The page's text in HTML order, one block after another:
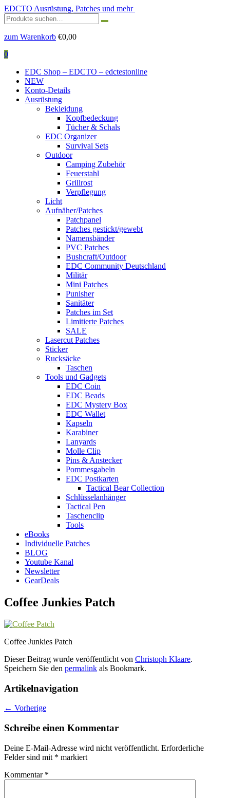
EDCTO Ausrüstung, Patches und mehr
Suchen
nach:
zum Warenkorb €0,00
0
EDC Shop – EDCTO – edctestonline
NEW
Konto-Details
Ausrüstung
Bekleidung
Kopfbedeckung
Tücher & Schals
EDC Organizer
Survival Sets
Outdoor
Camping Zubehör
Feuerstahl
Grillrost
Verpflegung
Licht
Aufnäher/Patches
Patchpanel
Patches gestickt/gewebt
Namensbänder
PVC Patches
Bushcraft/Outdoor
EDC Community Deutschland
Militär
Mini Patches
Punisher
Sanitäter
Patches im Set
Limitierte Patches
SALE
Lasercut Patches
Sticker
Rucksäcke
Taschen
Tools und Gadgets
EDC Coin
EDC Beads
EDC Mystery Box
EDC Wallet
Kapseln
Karabiner
Lanyards
Molle Clip
Pins & Anstecker
Pommesgabeln
EDC Postkarten
Tactical Bear Collection
Schlüsselanhänger
Tactical Pen
Taschenclip
Tools
eBooks
Individuelle Patches
BLOG
Youtube Kanal
Newsletter
GearDeals
Coffee Junkies Patch
Coffee Junkies Patch
Dieser Beitrag wurde veröffentlicht von Christoph Klaare.
Speichern Sie den permalink als Bookmark.
Artikelnavigation
← Vorherige
Schreibe einen Kommentar
Deine E-Mail-Adresse wird nicht veröffentlicht. Erforderliche
Felder sind mit * markiert
Kommentar *